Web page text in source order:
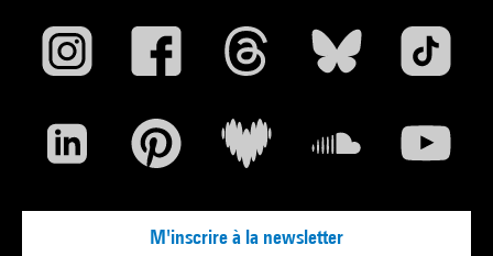
M'inscrire à la newsletter